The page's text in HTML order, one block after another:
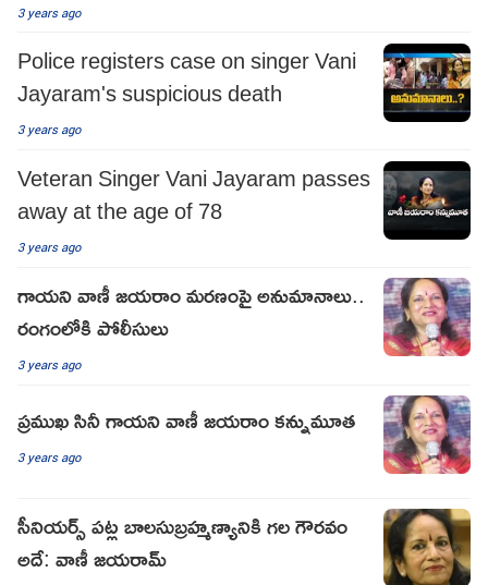
3 years ago
Police registers case on singer Vani
Jayaram's suspicious death
3 years ago
Veteran Singer Vani Jayaram passes
away at the age of 78
3 years ago
గాయని వాణీ జయరాం మరణంపై అనుమానాలు..
రంగంలోకి పోలీసులు
3 years ago
ప్రముఖ సినీ గాయని వాణీ జయరాం కన్నుమూత
3 years ago
సీనియర్స్ పట్ల బాలసుబ్రహ్మణ్యానికి గల గౌరవం
అదే: వాణీ జయరామ్